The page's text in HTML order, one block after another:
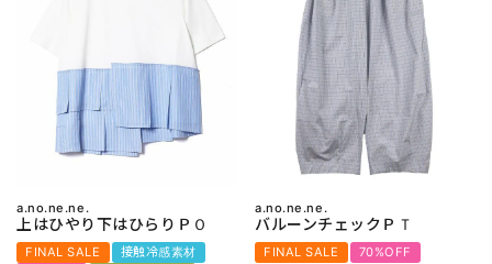
a.no.ne.ne.
上はひやり下はひらりＰＯ
FINAL SALE
接触冷感素材
a.no.ne.ne.
バルーンチェックＰＴ
FINAL SALE
70%OFF